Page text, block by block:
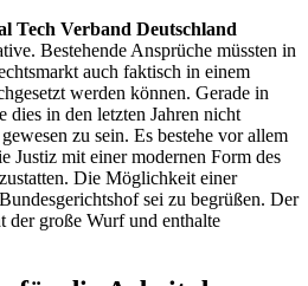
Tech Verband Deutschland
Bestehende Ansprüche müssten in
auch faktisch in einem
werden können. Gerade in
dies in den letzten Jahren nicht
zu sein. Es bestehe vor allem
Justiz mit einer modernen Form des
Die Möglichkeit einer
sei zu begrüßen. Der
der große Wurf und enthalte